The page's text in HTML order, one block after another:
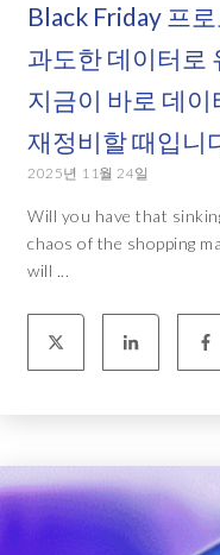
Black Friday 프
과도한 데이터로
지금이 바로 데
재정비할 때입니
2025년 11월 24일
Will you have that
chaos of the shopping
will ...